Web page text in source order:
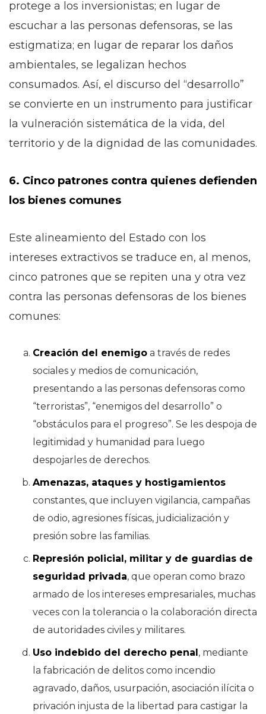
protege a los inversionistas; en lugar de
escuchar a las personas defensoras, se las
estigmatiza; en lugar de reparar los daños
ambientales, se legalizan hechos
consumados. Así, el discurso del “desarrollo”
se convierte en un instrumento para justificar
la vulneración sistemática de la vida, del
territorio y de la dignidad de las comunidades.
6. Cinco patrones contra quienes defienden
los bienes comunes
Este alineamiento del Estado con los
intereses extractivos se traduce en, al menos,
cinco patrones que se repiten una y otra vez
contra las personas defensoras de los bienes
comunes:
Creación del enemigo a través de redes
sociales y medios de comunicación,
presentando a las personas defensoras como
“terroristas”, “enemigos del desarrollo” o
“obstáculos para el progreso”. Se les despoja de
legitimidad y humanidad para luego
despojarles de derechos.
Amenazas, ataques y hostigamientos
constantes, que incluyen vigilancia, campañas
de odio, agresiones físicas, judicialización y
presión sobre las familias.
Represión policial, militar y de guardias de
seguridad privada, que operan como brazo
armado de los intereses empresariales, muchas
veces con la tolerancia o la colaboración directa
de autoridades civiles y militares.
Uso indebido del derecho penal, mediante
la fabricación de delitos como incendio
agravado, daños, usurpación, asociación ilícita o
privación injusta de la libertad para castigar la